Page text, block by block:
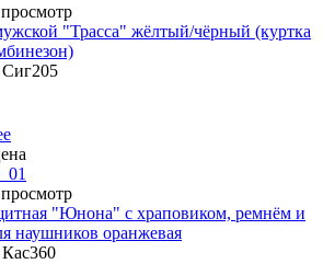
"Трасса" жёлтый/чёрный (куртка
"Юнона" с храповиком, ремнём и
наушников оранжевая